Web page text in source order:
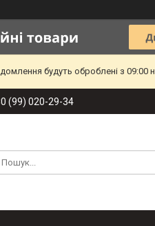
будуть оброблені з
(99) 020-29-34